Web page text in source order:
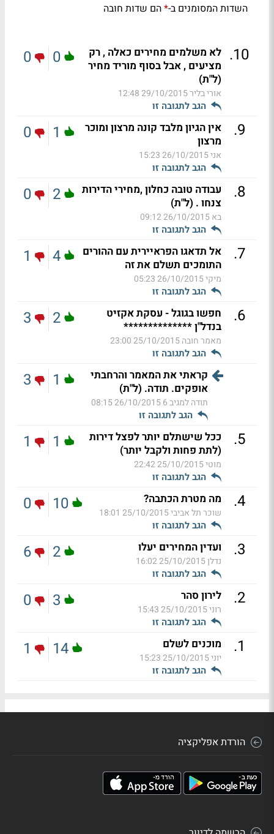
השדות המסומנים ב-*הם שדות חובה
10
. לא משלמים מחירים כאלה , רק
מציעים , אבל בסוף מוריד מחיר
(ל"ת)
אורי בליר29/10/2015 12:48
הגב לתגובה זו
0
0
9
.
אין הגיון מלבד קונה מרצון ומוכר
מרצון
אני26/10/2015 15:23
הגב לתגובה זו
1
0
8
.
עבודה טובה כחלון ,מחירי הדירות
צנחו . (ל"ת)
בא26/10/2015 09:12
הגב לתגובה זו
2
0
7
.
אל תדאגו הפראיירית עם ההורים
התומכים תשלם את זה
מיקי26/10/2015 05:23
הגב לתגובה זו
4
1
6
.
חפשו בגוגל - עסקת אקזיט
בנדל"ן **************
מאמר חובה25/10/2015 23:00
הגב לתגובה זו
2
3
קראתי את המאמר והרחבתי
אופקים. תודה. (ל"ת)
תודה למגיב 6 26/10/2015 08:15
הגב לתגובה זו
1
3
5
.
ככל שישתלם יותר לפצל דירות
(לתת פחות ולקבל יותר)
מוטי25/10/2015 22:42
הגב לתגובה זו
1
1
4
. מה מטרת הכתבה?
שוכר תל אביבי25/10/2015 18:01
הגב לתגובה זו
10
0
3
. ועדין המחירים יעלו
נדלן25/10/2015 16:02
הגב לתגובה זו
2
6
2
. לירון סהר
רוני25/10/2015 15:43
הגב לתגובה זו
3
0
1
. מוכנים לשלם
יוני25/10/2015 15:23
הגב לתגובה זו
14
1
הורדת אפליקציה